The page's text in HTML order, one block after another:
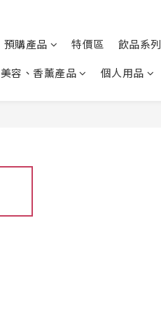
預購產品 特價區
飲品系列
美容、香薰產品 個人用品